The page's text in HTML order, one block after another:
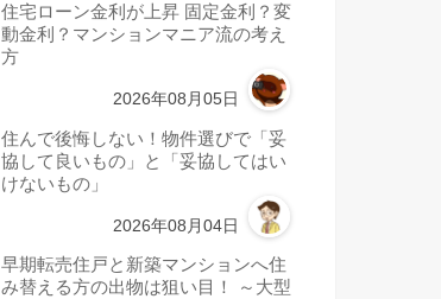
住宅ローン金利が上昇 固定金利？変
動金利？マンションマニア流の考え
方
2026年08月05日
住んで後悔しない！物件選びで「妥
協して良いもの」と「妥協してはい
けないもの」
2026年08月04日
早期転売住戸と新築マンションへ住
み替える方の出物は狙い目！ ～大型